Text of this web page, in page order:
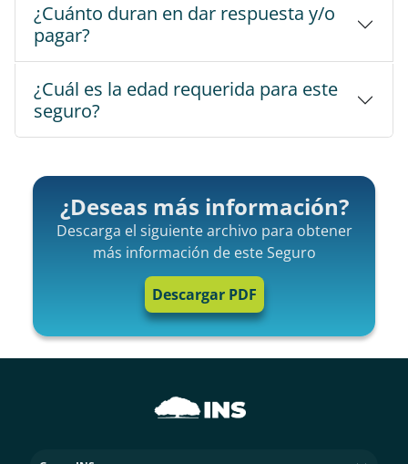
¿Cuánto duran en dar respuesta y/o
pagar?
¿Cuál es la edad requerida para este
seguro?
¿Deseas más información?
Descarga el siguiente archivo para obtener
más información de este Seguro
Descargar PDF